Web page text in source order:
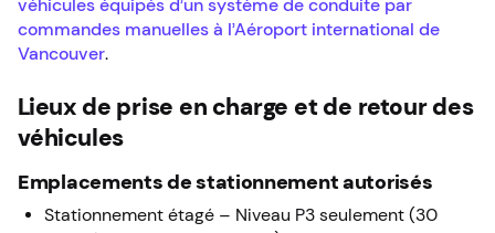
véhicules équipés d’un système de conduite par
commandes manuelles à l’Aéroport international de
Vancouver.
Lieux de prise en charge et de retour des
véhicules
Emplacements de stationnement autorisés
Stationnement étagé – Niveau P3 seulement (30